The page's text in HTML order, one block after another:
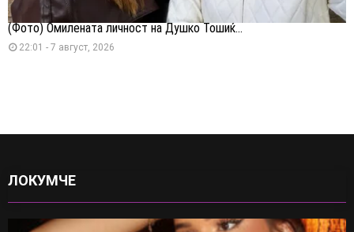
(Фото) Омилената личност на Душко Тошиќ...
22:01 - 7 август, 2026
ЛОКУМЧЕ